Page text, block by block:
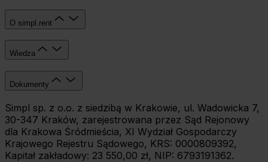
O simpl.rent
Wiedza
Dokumenty
Simpl sp. z o.o. z siedzibą w Krakowie, ul. Wadowicka 7,
30-347 Kraków, zarejestrowana przez Sąd Rejonowy
dla Krakowa Śródmieścia, XI Wydział Gospodarczy
Krajowego Rejestru Sądowego, KRS: 0000809392,
Kapitał zakładowy: 23 550,00 zł, NIP: 6793191362.